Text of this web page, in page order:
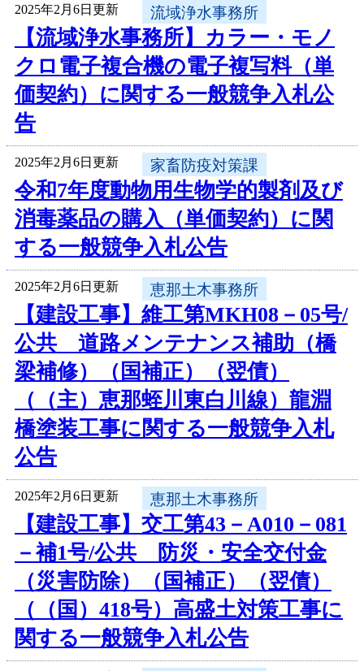
2025年2月6日更新 流域浄水事務所
【流域浄水事務所】カラー・モノ
クロ電子複合機の電子複写料（単
価契約）に関する一般競争入札公
告
2025年2月6日更新 家畜防疫対策課
令和7年度動物用生物学的製剤及び
消毒薬品の購入（単価契約）に関
する一般競争入札公告
2025年2月6日更新 恵那土木事務所
【建設工事】維工第MKH08－05号/
公共 道路メンテナンス補助（橋
梁補修）（国補正）（翌債）
（（主）恵那蛭川東白川線）龍淵
橋塗装工事に関する一般競争入札
公告
2025年2月6日更新 恵那土木事務所
【建設工事】交工第43－A010－081
－補1号/公共 防災・安全交付金
（災害防除）（国補正）（翌債）
（（国）418号）高盛土対策工事に
関する一般競争入札公告